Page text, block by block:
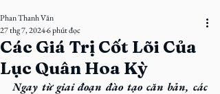
Các Giá Trị Cốt Lõi Của
Lục Quân Hoa Kỳ
Phan Thanh Văn
27 thg 7, 20246 phút đọc
Ngay từ giai đoạn đào tạo căn bản, các